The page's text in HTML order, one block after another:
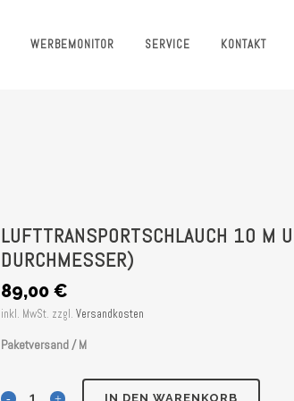
WERBEMONITOR SERVICE KONTAKT
LUFTTRANSPORTSCHLAUCH 10 M
DURCHMESSER)
89,00 €
inkl. MwSt. zzgl. Versandkosten
Paketversand / M
LufttransportschlauchIN DEN WARENKORB